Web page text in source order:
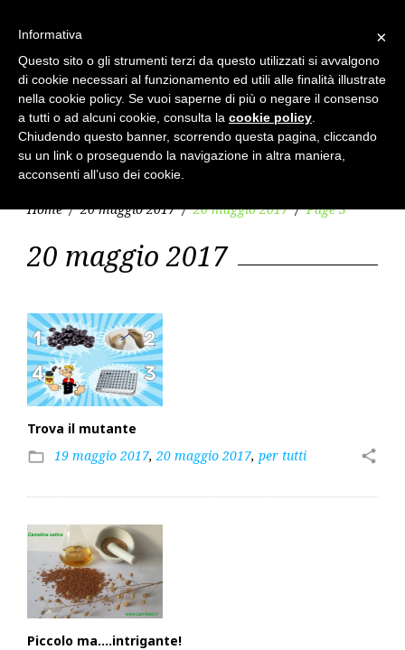
Cerca
per:
menu
Home / 20 maggio 2017 / 20 maggio 2017 / Page 3
20
maggio
20 maggio 2017
Trova il mutante
folder_open 19 maggio 2017,20 maggio 2017, per tutti share
Piccolo ma….intrigante!
×
Informativa
Questo sito o gli strumenti terzi da questo utilizzati si avvalgono
di cookie necessari al funzionamento ed utili alle finalità illustrate
nella cookie policy. Se vuoi saperne di più o negare il consenso
a tutti o ad alcuni cookie, consulta la cookie policy
Chiudendo questo banner, scorrendo questa pagina, cliccando
su un link o proseguendo la navigazione in altra maniera,
acconsenti all’uso dei cookie.